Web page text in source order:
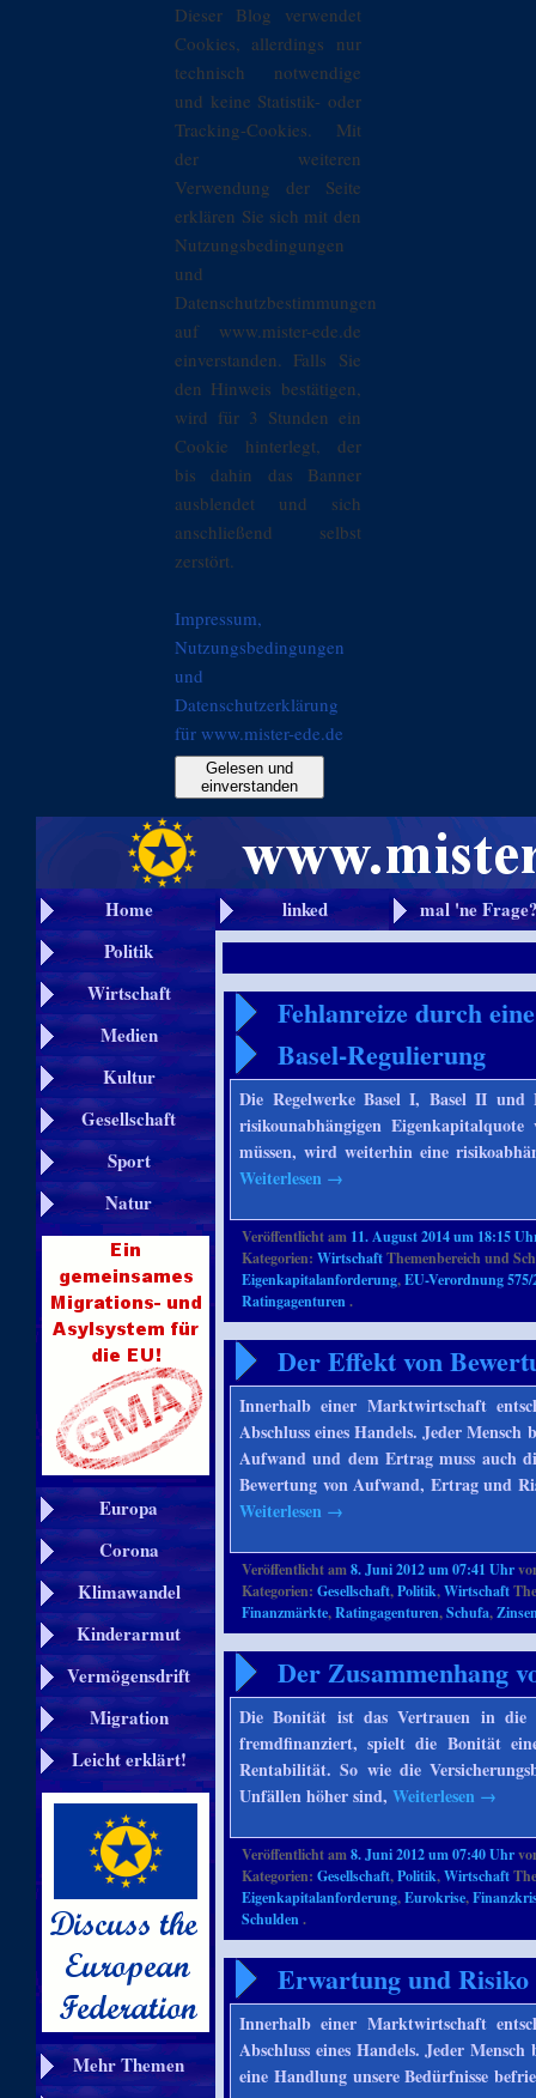
Dieser Blog verwendet
Cookies, allerdings nur
technisch notwendige
und keine Statistik- oder
Tracking-Cookies. Mit
der weiteren
Verwendung der Seite
erklären Sie sich mit den
Nutzungsbedingungen
und
Datenschutzbestimmungen
auf www.mister-ede.de
einverstanden. Falls Sie
den Hinweis bestätigen,
wird für 3 Stunden ein
Cookie hinterlegt, der
bis dahin das Banner
ausblendet und sich
anschließend selbst
zerstört.
Impressum,
Nutzungsbedingungen
und
Datenschutzerklärung
für www.mister-ede.de
Gelesen und
einverstanden
Home linked
mal 'ne
Politik
Wirtschaft
Medien
Kultur
Gesellschaft
Sport
Natur
Europa
Corona
Klimawandel
Kinderarmut
Vermögensdrift
Migration
Leicht erklärt!
Mehr Themen
Fehlanreize durch
Basel-Regulierung
Die Regelwerke Basel I, Basel II
risikounabhängigen
müssen, wird weiterhin eine
Weiterlesen →
Veröffentlicht am 11. August 2014 um 18:15
Kategorien:WirtschaftThemenbereich und
Eigenkapitalanforderung,EU-Verordnung 575/
Ratingagenturen.
Der Effekt von
Innerhalb einer Marktwirtschaft
Abschluss eines Handels. Jeder
Aufwand und dem Ertrag muss auch
Bewertung von Aufwand, Ertrag und
Weiterlesen →
Veröffentlicht am8. Juni 2012 um 07:41 Uhr
Kategorien:Gesellschaft,Politik,Wirtschaft
Finanzmärkte,Ratingagenturen,Schufa,
Der Zusammenhang
Die Bonität ist das Vertrauen in die
fremdfinanziert, spielt die Bonität
Rentabilität. So wie die
Unfällen höher sind,Weiterlesen →
Veröffentlicht am8. Juni 2012 um 07:40 Uhr
Kategorien:Gesellschaft,Politik,Wirtschaft
Eigenkapitalanforderung,Eurokrise,
Schulden.
Erwartung und
Innerhalb einer Marktwirtschaft
Abschluss eines Handels. Jeder
eine Handlung unsere Bedürfnisse